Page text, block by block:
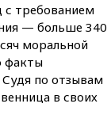
требованием
— больше 340
моральной
факты
по отзывам
в своих